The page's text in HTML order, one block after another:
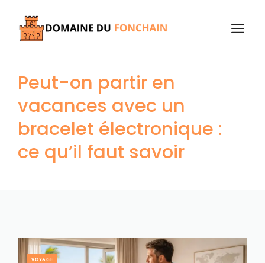
contenu
Peut-on partir en
vacances avec un
bracelet électronique :
ce qu’il faut savoir
VOYAGE